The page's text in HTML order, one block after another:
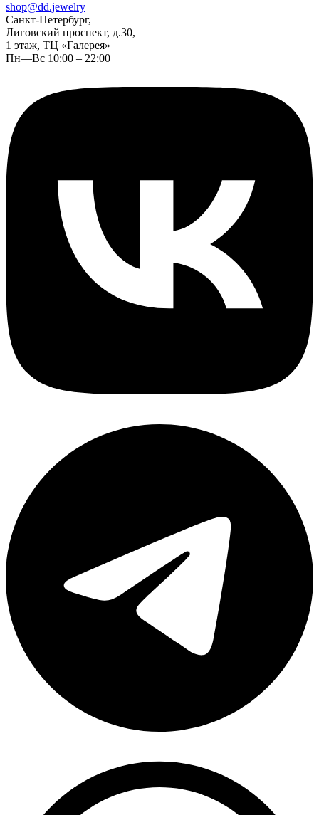
shop@dd.jewelry
Санкт-Петербург,
Лиговский проспект, д.30,
1 этаж, ТЦ «Галерея»
Пн—Вс 10:00 – 22:00